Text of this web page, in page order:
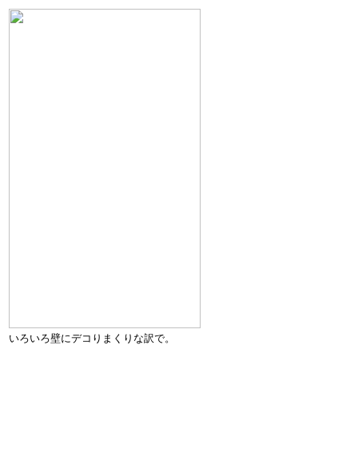
いろいろ壁にデコりまくりな訳で。